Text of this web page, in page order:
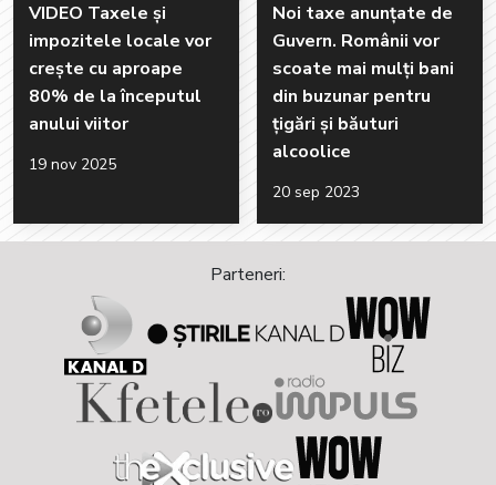
VIDEO Taxele și
impozitele locale vor
crește cu aproape
80% de la începutul
anului viitor
19 nov 2025
Noi taxe anunțate de
Guvern. Românii vor
scoate mai mulți bani
din buzunar pentru
țigări și băuturi
alcoolice
20 sep 2023
Parteneri: